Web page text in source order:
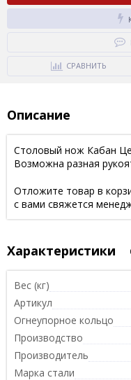
СРАВНИТЬ
Описание
Столовый нож Кабан
Возможна разная
Отложите товар в
с вами свяжется
Характеристики
Вес (кг)
Артикул
Огнеупорное кольцо
Производство
Производитель
Марка стали